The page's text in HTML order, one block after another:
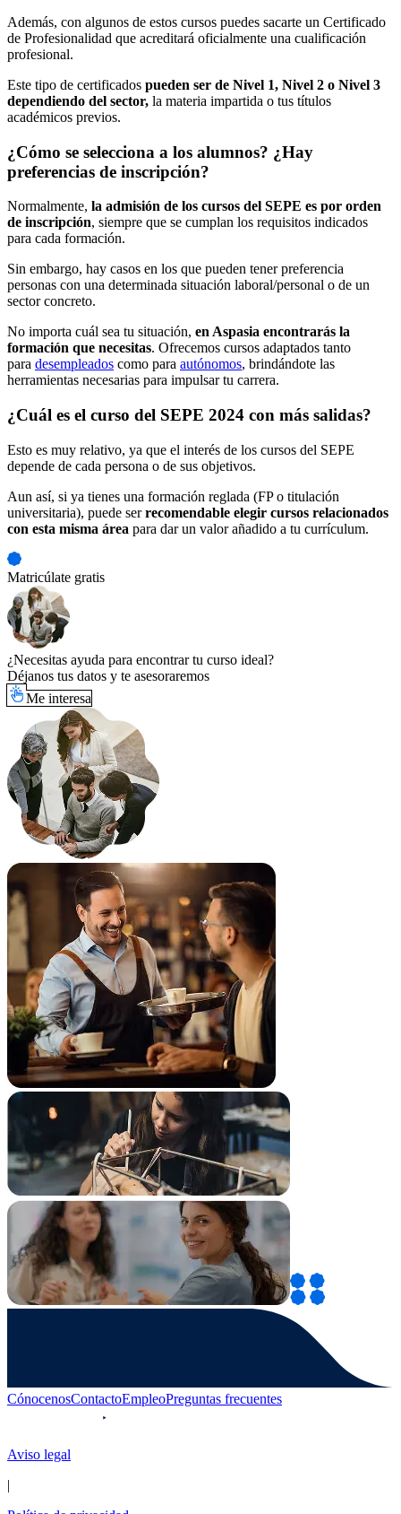
Además, con algunos de estos cursos puedes sacarte un Certificado
de Profesionalidad que acreditará oficialmente una cualificación
profesional.
Este tipo de certificados pueden ser de Nivel 1, Nivel 2 o Nivel 3
dependiendo del sector, la materia impartida o tus títulos
académicos previos.
¿Cómo se selecciona a los alumnos? ¿Hay
preferencias de inscripción?
Normalmente, la admisión de los cursos del SEPE es por orden
de inscripción, siempre que se cumplan los requisitos indicados
para cada formación.
Sin embargo, hay casos en los que pueden tener preferencia
personas con una determinada situación laboral/personal o de un
sector concreto.
No importa cuál sea tu situación, en Aspasia encontrarás la
formación que necesitas. Ofrecemos cursos adaptados tanto
para desempleados como para autónomos, brindándote las
herramientas necesarias para impulsar tu carrera.
¿Cuál es el curso del SEPE 2024 con más salidas?
Esto es muy relativo, ya que el interés de los cursos del SEPE
depende de cada persona o de sus objetivos.
Aun así, si ya tienes una formación reglada (FP o titulación
universitaria), puede serrecomendable elegir cursos relacionados
con esta misma área para dar un valor añadido a tu currículum.
Matricúlate gratis
¿Necesitas ayuda para encontrar tu curso ideal?
Déjanos tus datos y te asesoraremos
Me interesa
CónocenosContactoEmpleoPreguntas frecuentes
Aviso legal
|